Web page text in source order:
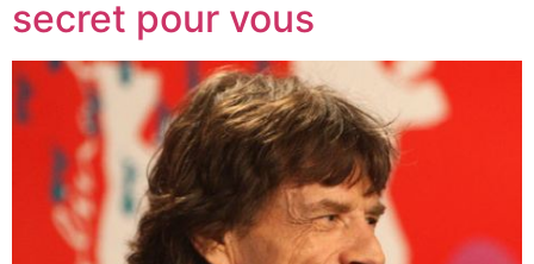
secret pour vous